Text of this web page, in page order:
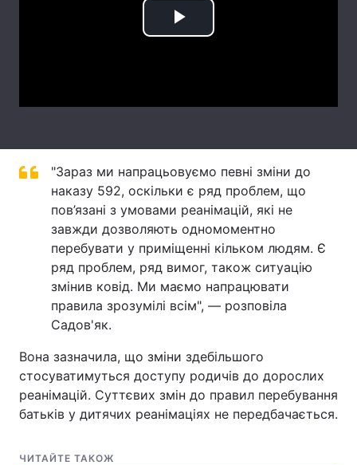
Регіони
Контакти
Послуги
Тема оформлення
Play
"Зараз ми напрацьовуємо певні зміни до
наказу 592, оскільки є ряд проблем, що
пов’язані з умовами реанімацій, які не
завжди дозволяють одномоментно
перебувати у приміщенні кільком людям. Є
ряд проблем, ряд вимог, також ситуацію
змінив ковід. Ми маємо напрацювати
правила зрозумілі всім", — розповіла
Садов'як.
Вона зазначила, що зміни здебільшого
стосуватимуться доступу родичів до дорослих
реанімацій. Суттєвих змін до правил перебування
батьків у дитячих реанімаціях не передбачається.
ЧИТАЙТЕ ТАКОЖ